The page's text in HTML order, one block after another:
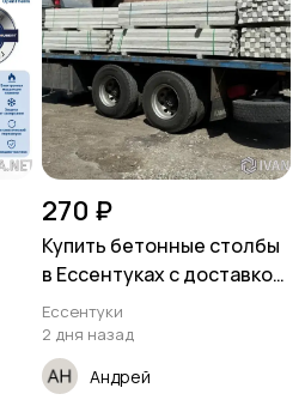
Электроинструмент
ы в аренду
270 ₽
Купить бетонные столбы
в Ессентуках с доставкой
по России
Ессентуки
2 дня назад
Андрей